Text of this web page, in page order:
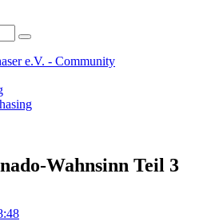
e.V. - Community
Wahnsinn Teil 3